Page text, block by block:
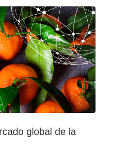
global de la